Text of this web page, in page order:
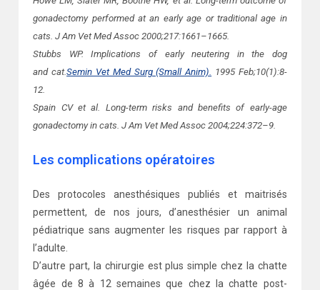
gonadectomy performed at an early age or traditional age in
cats. J Am Vet Med Assoc 2000;217:1661–1665.
Stubbs WP. Implications of early neutering in the dog
andcat.Semin Vet Med Surg (Small Anim). 1995 Feb;10(1):8-
12.
Spain CV et al. Long-term risks and benefits of early-age
gonadectomy in cats. J Am Vet Med Assoc 2004;224:372–9.
Les complications opératoires
Des protocoles anesthésiques publiés et maitrisés
permettent, de nos jours, d’anesthésier un animal
pédiatrique sans augmenter les risques par rapport à
l’adulte.
D’autre part, la chirurgie est plus simple chez la chatte
âgée de 8 à 12 semaines que chez la chatte post-